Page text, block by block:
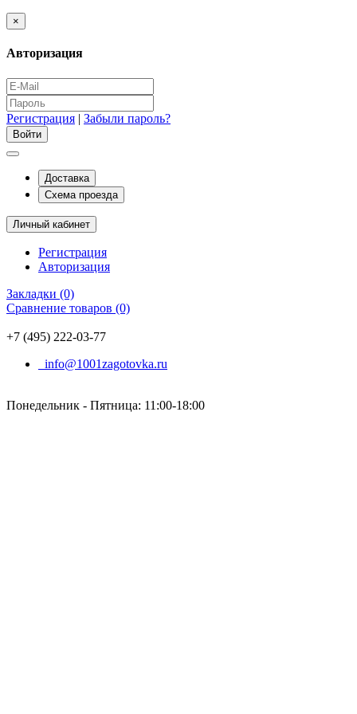
×
Авторизация
Регистрация | Забыли пароль?
Доставка
Схема проезда
Личный кабинет
Регистрация
Авторизация
Закладки (0)
Сравнение товаров (0)
+7 (495) 222-03-77
info@1001zagotovka.ru
Понедельник - Пятница: 11:00-18:00